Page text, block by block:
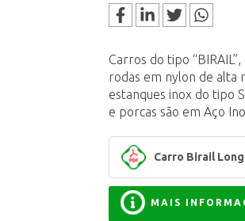
Carros do tipo
rodas em nylon de alta
estanques inox do tipo
e porcas são em Aço
Carro Birail
MAIS